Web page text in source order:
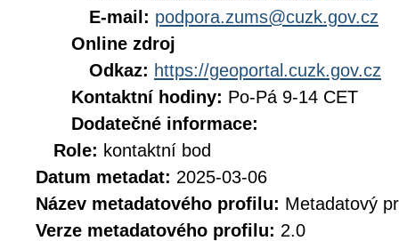
E-mail: podpora.zums@cuzk.gov.cz
Online zdroj
Odkaz: https://geoportal.cuzk.gov.cz
Kontaktní hodiny: Po-Pá 9-14 CET
Dodatečné informace:
Role: kontaktní bod
Datum metadat: 2025-03-06
Název metadatového profilu: Metadatový
Verze metadatového profilu: 2.0